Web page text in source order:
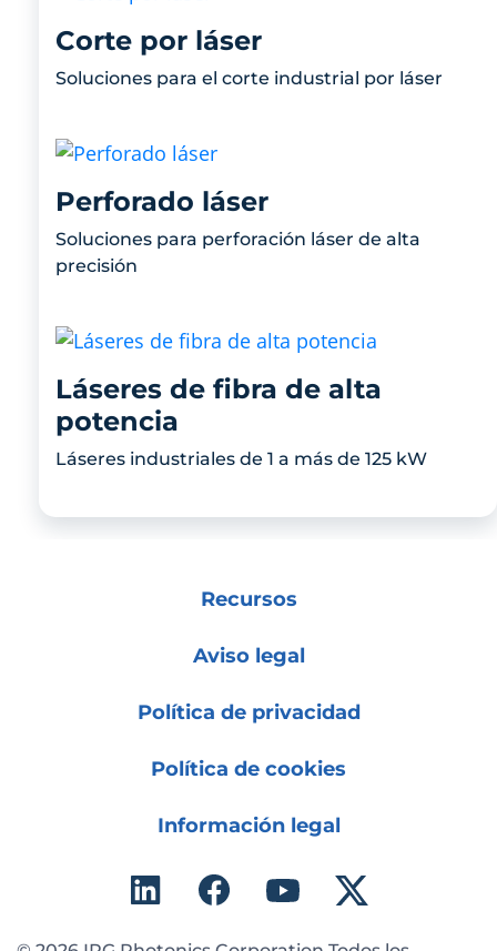
Corte por láser
Soluciones para el corte industrial por láser
Perforado láser
Soluciones para perforación láser de alta
precisión
Láseres de fibra de alta
potencia
Láseres industriales de 1 a más de 125 kW
Recursos
Aviso legal
Política de privacidad
Política de cookies
Información legal